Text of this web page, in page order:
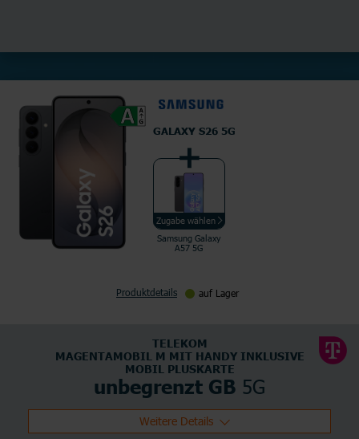
GALAXY S26 5G
Zugabe wählen
Samsung Galaxy
A57 5G
Produktdetails auf Lager
TELEKOM
MAGENTAMOBIL M MIT HANDY INKLUSIVE
MOBIL PLUSKARTE
unbegrenzt GB 5G
Weitere Details